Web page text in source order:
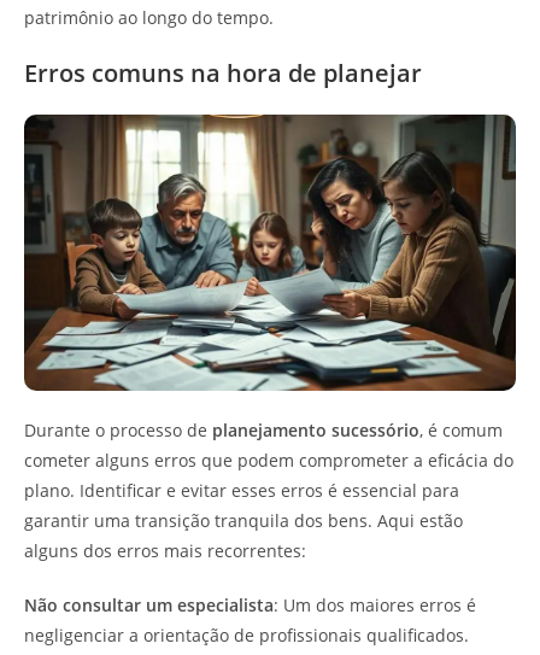
patrimônio ao longo do tempo.
Erros comuns na hora de planejar
Durante o processo de planejamento sucessório, é comum
cometer alguns erros que podem comprometer a eficácia do
plano. Identificar e evitar esses erros é essencial para
garantir uma transição tranquila dos bens. Aqui estão
alguns dos erros mais recorrentes:
Não consultar um especialista: Um dos maiores erros é
negligenciar a orientação de profissionais qualificados.